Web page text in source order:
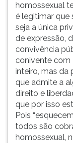
homossexual
é legitimar que
seja a única
de expressão,
convivência
conivente com
inteiro, mas da
que admite a
direito e
que por isso
Pois
todos são
homossexual,